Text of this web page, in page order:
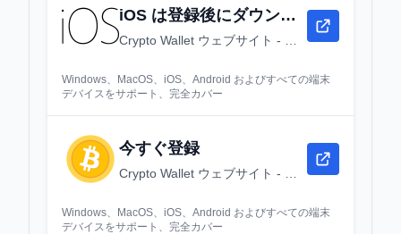
iOS は登録後にダウンロードしてください
Windows、MacOS、iOS、Android およびすべての端末
デバイスをサポート、完全カバー
今すぐ登録
Windows、MacOS、iOS、Android およびすべての端末
デバイスをサポート、完全カバー